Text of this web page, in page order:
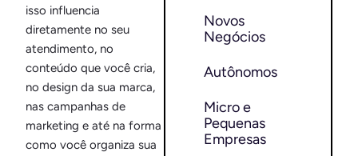
isso influencia
diretamente no seu
atendimento, no
conteúdo que você cria,
no design da sua marca,
nas campanhas de
marketing e até na forma
como você organiza sua
Novos
Negócios
Autônomos
Micro e
Pequenas
Empresas